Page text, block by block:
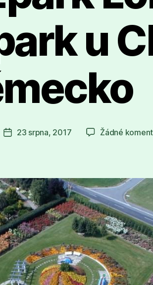
u
Datum
23 srpna, 2017 Žádné